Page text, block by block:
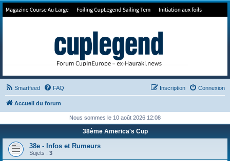
Forum de Cup In Europe
Smartfeed FAQ Connexion
Inscription
Accueil du forum
Nous sommes le 10 août 2026 12:08
38ème America's Cup
38e - Infos et Rumeurs
Sujets : 3